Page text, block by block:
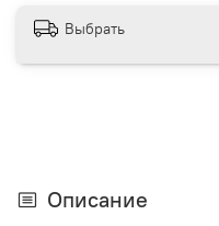
Выбрать
Описание